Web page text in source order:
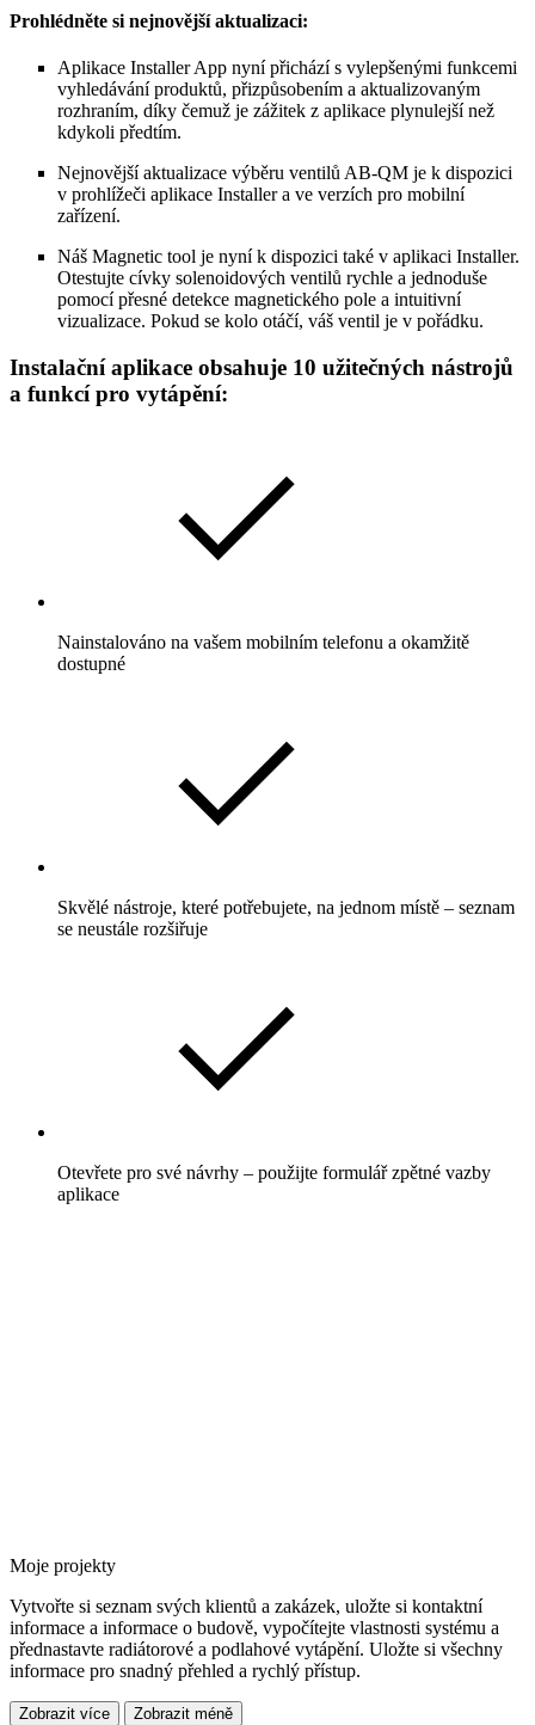
Prohlédněte si nejnovější aktualizaci:
Aplikace Installer App nyní přichází s vylepšenými funkcemi
vyhledávání produktů, přizpůsobením a aktualizovaným
rozhraním, díky čemuž je zážitek z aplikace plynulejší než
kdykoli předtím.
Nejnovější aktualizace výběru ventilů AB-QM je k dispozici
v prohlížeči aplikace Installer a ve verzích pro mobilní
zařízení.
Náš Magnetic tool je nyní k dispozici také v aplikaci Installer.
Otestujte cívky solenoidových ventilů rychle a jednoduše
pomocí přesné detekce magnetického pole a intuitivní
vizualizace. Pokud se kolo otáčí, váš ventil je v pořádku.
Instalační aplikace obsahuje 10 užitečných nástrojů
a funkcí pro vytápění:
Nainstalováno na vašem mobilním telefonu a okamžitě
dostupné
Skvělé nástroje, které potřebujete, na jednom místě – seznam
se neustále rozšiřuje
Otevřete pro své návrhy – použijte formulář zpětné vazby
aplikace
Moje projekty
Vytvořte si seznam svých klientů a zakázek, uložte si kontaktní
informace a informace o budově, vypočítejte vlastnosti systému a
přednastavte radiátorové a podlahové vytápění. Uložte si všechny
informace pro snadný přehled a rychlý přístup.
Zobrazit více Zobrazit méně